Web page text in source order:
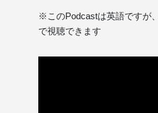
※このPodcastは英語ですが
で視聴できます